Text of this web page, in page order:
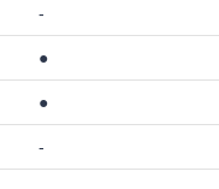
-
●
●
-